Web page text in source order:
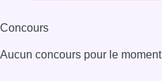
Concours
Aucun concours pour le moment